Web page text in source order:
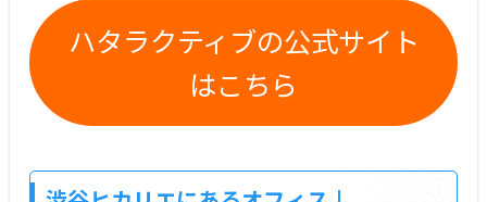
ハタラクティブの公式サイト
はこちら